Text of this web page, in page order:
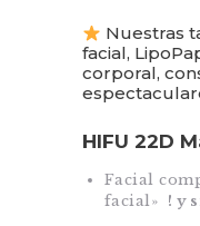
Nuestras
facial,
corporal,
HIFU 22D
Facial
facial» ! y